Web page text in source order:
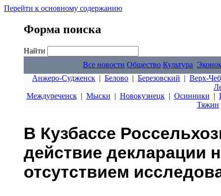
Перейти к основному содержанию
Форма поиска
Найти
Все новости Общество Культура
Анжеро-Судженск | Белово | Березовский | Верх-
Междуреченск| Мыски | Новокузнецк| Осинники |
Тяжин
В Кузбассе
действие декларации
отсутствием